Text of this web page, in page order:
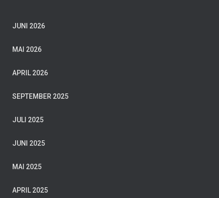
JUNI 2026
MAI 2026
APRIL 2026
SEPTEMBER 2025
JULI 2025
JUNI 2025
MAI 2025
APRIL 2025